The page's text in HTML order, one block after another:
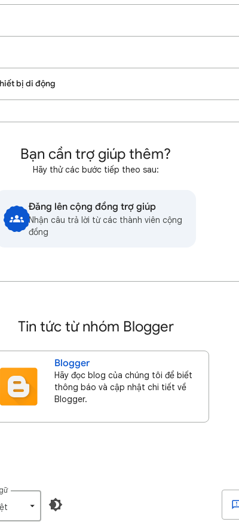
bị di động
Bạn cần trợ giúp thêm?
Hãy thử các bước tiếp theo sau:
Đăng lên cộng đồng trợ giúp
Nhận câu trả lời từ các thành viên cộng
đồng
Tin tức từ nhóm Blogger
Blogger
Hãy đọc blog của chúng tôi để biết
thông báo và cập nhật chi tiết về
Blogger.